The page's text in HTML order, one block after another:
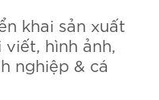
khai sản xuất
hình ảnh,
nghiệp & cá